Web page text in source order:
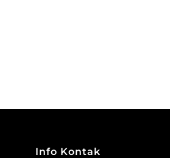
Info Kontak